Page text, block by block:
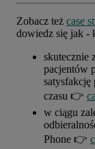
Zobacz też case
dowiedz się jak -
skutecznie
pacjentów
satysfakcję
czasu 👉
w ciągu
Phone 👉